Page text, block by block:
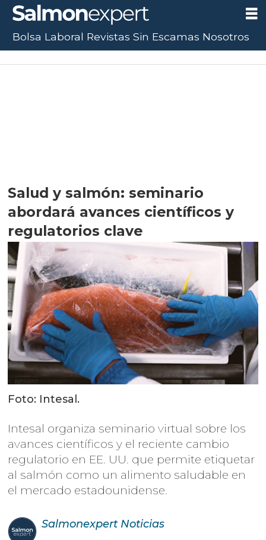
Salud y salmón: seminario
abordará avances científicos y
regulatorios clave
Foto: Intesal.
Intesal organiza seminario virtual sobre los
avances científicos y el reciente cambio
regulatorio en EE. UU. que permite etiquetar
al salmón como un alimento saludable en
el mercado estadounidense.
Salmonexpert Noticias
Bolsa Laboral Revistas Sin Escamas Nosotros